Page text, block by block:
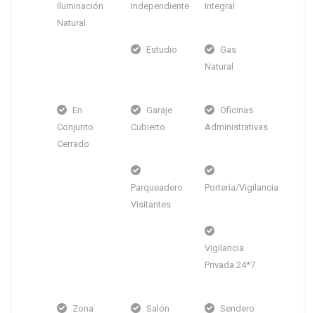
Iluminación
Natural
Independiente
Integral
Estudio
Gas
Natural
En
Conjunto
Cerrado
Garaje
Cubierto
Oficinas
Administrativas
Parqueadero
Visitantes
Portería/Vigilancia
Vigilancia
Privada 24*7
Zona
Salón
Sendero